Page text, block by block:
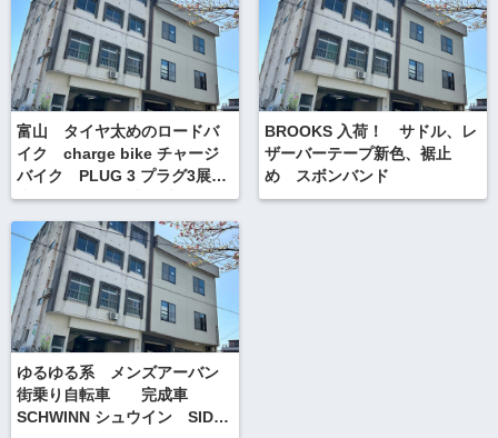
富山 タイヤ太めのロードバ
イク charge bike チャージ
バイク PLUG 3 プラグ3展示
車 全国発送 県内配達
BROOKS 入荷！ サドル、レ
ザーバーテープ新色、裾止
め スボンバンド
ゆるゆる系 メンズアーバン
街乗り自転車 完成車
SCHWINN シュウイン SID-